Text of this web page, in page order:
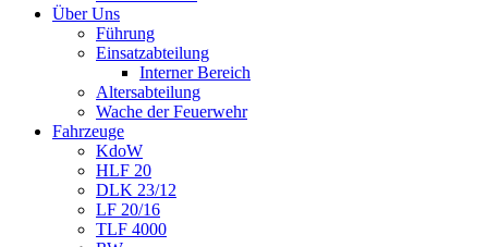
Über Uns
Führung
Einsatzabteilung
Interner Bereich
Altersabteilung
Wache der Feuerwehr
Fahrzeuge
KdoW
HLF 20
DLK 23/12
LF 20/16
TLF 4000